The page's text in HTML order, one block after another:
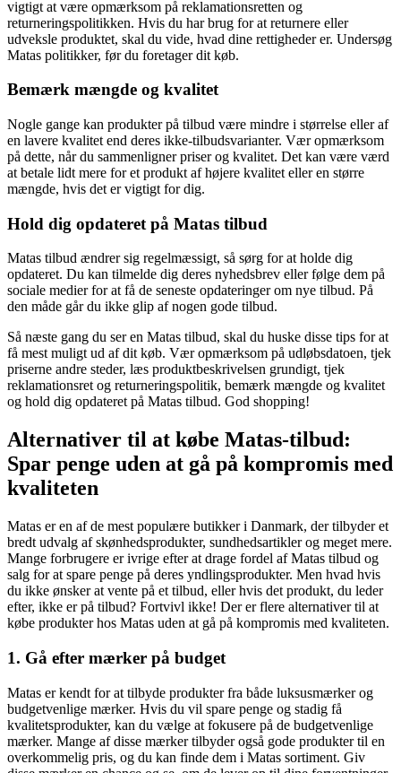
vigtigt at være opmærksom på reklamationsretten og
returneringspolitikken. Hvis du har brug for at returnere eller
udveksle produktet, skal du vide, hvad dine rettigheder er. Undersøg
Matas politikker, før du foretager dit køb.
Bemærk mængde og kvalitet
Nogle gange kan produkter på tilbud være mindre i størrelse eller af
en lavere kvalitet end deres ikke-tilbudsvarianter. Vær opmærksom
på dette, når du sammenligner priser og kvalitet. Det kan være værd
at betale lidt mere for et produkt af højere kvalitet eller en større
mængde, hvis det er vigtigt for dig.
Hold dig opdateret på Matas tilbud
Matas tilbud ændrer sig regelmæssigt, så sørg for at holde dig
opdateret. Du kan tilmelde dig deres nyhedsbrev eller følge dem på
sociale medier for at få de seneste opdateringer om nye tilbud. På
den måde går du ikke glip af nogen gode tilbud.
Så næste gang du ser en Matas tilbud, skal du huske disse tips for at
få mest muligt ud af dit køb. Vær opmærksom på udløbsdatoen, tjek
priserne andre steder, læs produktbeskrivelsen grundigt, tjek
reklamationsret og returneringspolitik, bemærk mængde og kvalitet
og hold dig opdateret på Matas tilbud. God shopping!
Alternativer til at købe Matas-tilbud:
Spar penge uden at gå på kompromis med
kvaliteten
Matas er en af de mest populære butikker i Danmark, der tilbyder et
bredt udvalg af skønhedsprodukter, sundhedsartikler og meget mere.
Mange forbrugere er ivrige efter at drage fordel af Matas tilbud og
salg for at spare penge på deres yndlingsprodukter. Men hvad hvis
du ikke ønsker at vente på et tilbud, eller hvis det produkt, du leder
efter, ikke er på tilbud? Fortvivl ikke! Der er flere alternativer til at
købe produkter hos Matas uden at gå på kompromis med kvaliteten.
1. Gå efter mærker på budget
Matas er kendt for at tilbyde produkter fra både luksusmærker og
budgetvenlige mærker. Hvis du vil spare penge og stadig få
kvalitetsprodukter, kan du vælge at fokusere på de budgetvenlige
mærker. Mange af disse mærker tilbyder også gode produkter til en
overkommelig pris, og du kan finde dem i Matas sortiment. Giv